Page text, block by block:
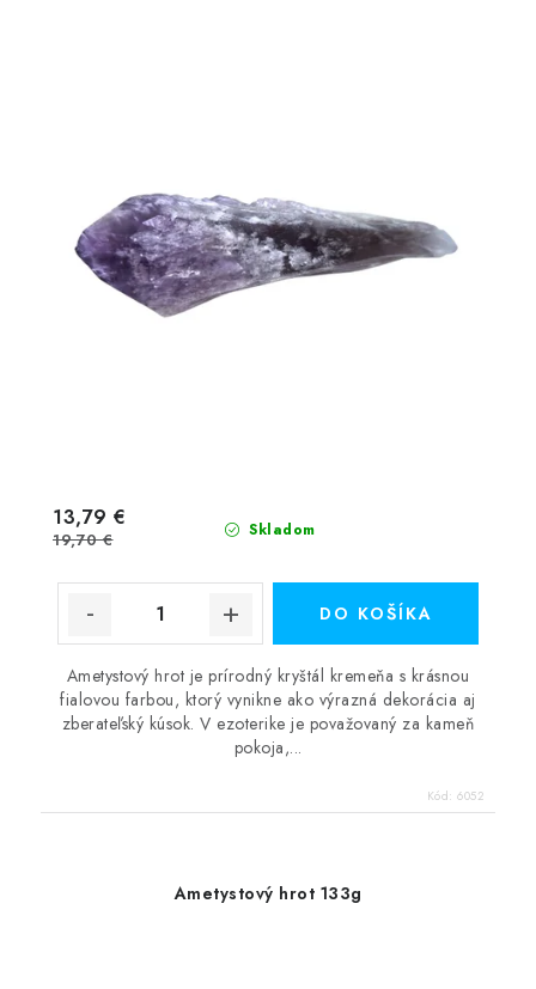
Skladom
13,79 €
19,70 €
DO KOŠÍKA
Ametystový hrot je prírodný kryštál kremeňa s krásnou
fialovou farbou, ktorý vynikne ako výrazná dekorácia aj
zberateľský kúsok. V ezoterike je považovaný za kameň
pokoja,...
Kód: 6052
Ametystový hrot 133g